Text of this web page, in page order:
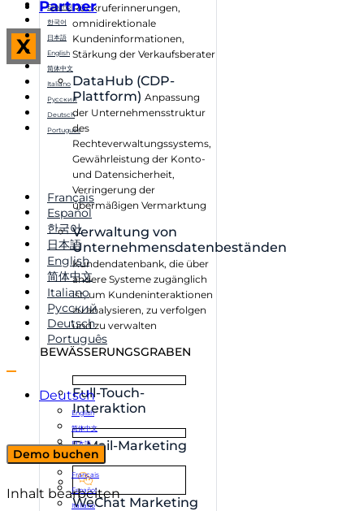
Rückruferinnerungen,
omnidirektionale
Kundeninformationen,
Stärkung der Verkaufsberater
DataHub (CDP-
Plattform) Anpassung
der Unternehmensstruktur
des
Rechteverwaltungssystems,
Gewährleistung der Konto-
und Datensicherheit,
Verringerung der
übermäßigen Vermarktung
Verwaltung von
Unternehmensdatenbeständen
Kundendatenbank, die über
andere Systeme zugänglich
ist, um Kundeninteraktionen
zu analysieren, zu verfolgen
und zu verwalten
BEWÄSSERUNGSGRABEN
Full-Touch-
Interaktion
E-Mail-Marketing
WeChat Marketing
Partner
X
Español
한국어
日本語
English
简体中文
Italiano
Русский
Deutsch
Português
Français
Español
한국어
日本語
English
简体中文
Italiano
Русский
Deutsch
Português
Deutsch
English
简体中文
日本語
한국어
Français
Español
Italiano
Demo buchen
Inhalt bearbeiten